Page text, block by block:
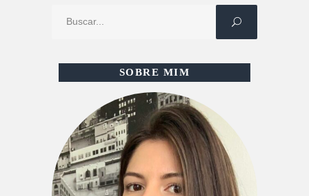
SOBRE MIM